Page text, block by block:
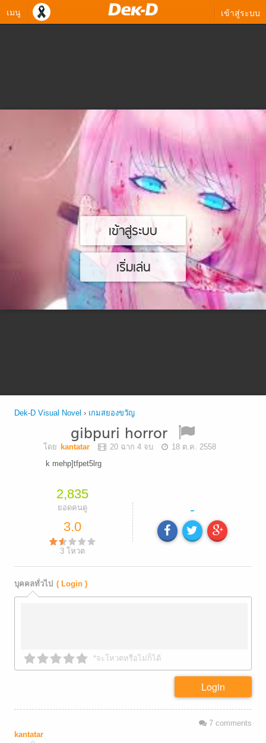
เมนู เข้าสู่ระบบ
เข้าสู่ระบบ
เริ่มเล่น
Dek-D Visual Novel › เกมสยองขวัญ
gibpuri horror
โดย kantatar 20 ฉาก 4 จบ
18 ต.ค. 2558
k mehp]tfpet5lrg
2,835
ยอดคนดู
3.0
3โหวต
-
บุคคลทั่วไป ( Login )
*จะโหวตหรือไม่ก็ได้
Login
7comments
kantatar